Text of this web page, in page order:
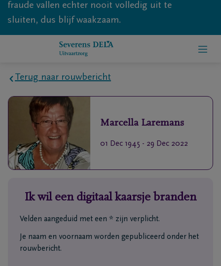
fraude vallen echter nooit volledig uit te
sluiten, dus blijf waakzaam.
Home
we
regelen
Terug naar rouwbericht
Marcella Laremans
01 Dec 1945 - 29 Dec 2022
Ik wil een digitaal kaarsje branden
Velden aangeduid met een * zijn verplicht.
Je naam en voornaam worden gepubliceerd onder het
rouwbericht.